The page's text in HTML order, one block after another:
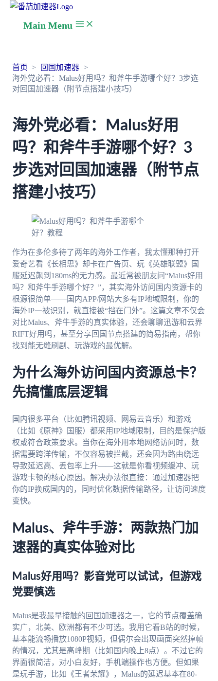
Main Menu
首页
回国加速器
海外党必看：Malus好用吗？和斧牛手游哪个好？3步选
对回国加速器（附节点搭建小技巧）
海外党必看：Malus好用
吗？和斧牛手游哪个好？3
步选对回国加速器（附节点
搭建小技巧）
作为在多伦多待了两年的海外工作者，我太懂那种打开
爱奇艺看《长相思》却卡在广告页、玩《英雄联盟》国
服延迟飙到180ms的无力感。最近常被朋友问“Malus好用
吗？和斧牛手游哪个好？”，其实海外访问国内资源卡的
根源很简单——国内APP/网站大多有IP地域限制，你的
海外IP一被识别，就直接被“挡在门外”。这篇文章不仅会
对比Malus、斧牛手游的真实体验，还会聊聊迅游和云界
RIFT好用吗，甚至分享回国节点搭建的简易指南，帮你
找到能无缝刷剧、玩游戏的最优解。
为什么海外访问国内资源总卡？
先搞懂底层逻辑
国内很多平台（比如腾讯视频、网易云音乐）和游戏
（比如《原神》国服）都采用IP地域限制，目的是保护版
权或符合政策要求。当你在海外用本地网络访问时，数
据需要跨洋传输，不仅容易被拦截，还会因为路由绕远
导致延迟高、丢包率上升——这就是你看视频缓冲、玩
游戏卡顿的核心原因。解决办法很直接：通过加速器把
你的IP换成国内的，同时优化数据传输路径，让访问速度
变快。
Malus、斧牛手游：两款热门加
速器的真实体验对比
Malus好用吗？影音党可以试试，但游戏
党要慎选
Malus是我最早接触的回国加速器之一，它的节点覆盖确
实广，北美、欧洲都有不少可选。我用它看B站的时候，
基本能流畅播放1080P视频，但偶尔会出现画面突然掉帧
的情况，尤其是高峰期（比如国内晚上8点）。不过它的
界面很简洁，对小白友好，手机端操作也方便。但如果
是玩手游，比如《王者荣耀》，Malus的延迟基本在80-